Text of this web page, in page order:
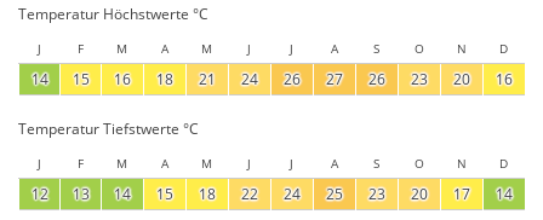
Temperatur Höchstwerte °C
J F M A M J J A S O N D
14 15 16 18 21 24 26 27 26 23 20 16
Temperatur Tiefstwerte °C
J F M A M J J A S O N D
12 13 14 15 18 22 24 25 23 20 17 14